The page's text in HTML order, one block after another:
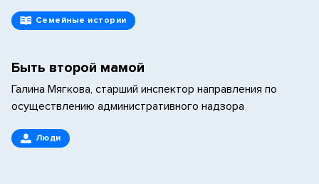
Семейные истории
Быть второй мамой
Галина Мягкова, старший инспектор направления по
осуществлению административного надзора
Люди